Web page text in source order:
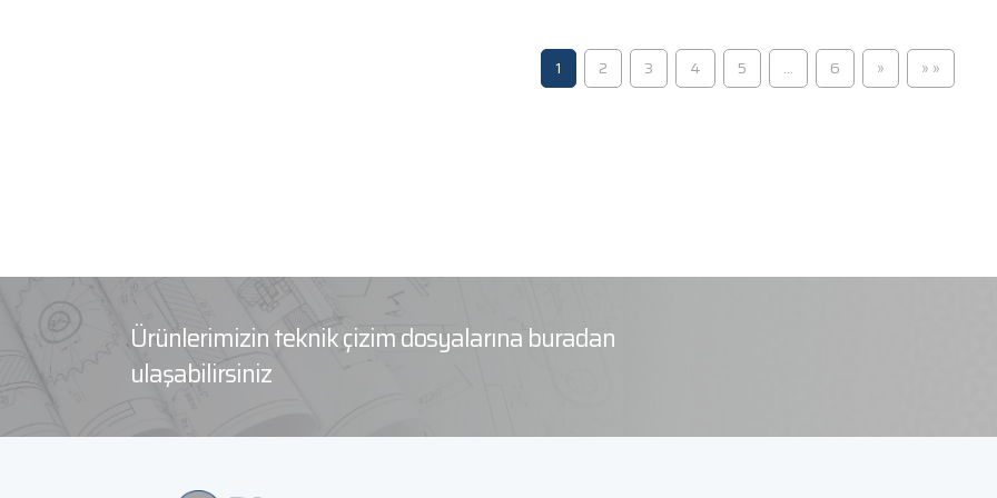
1 (current)
2 3 4 5 ... 6 » Sonraki
» »
Ürünlerimizin teknik çizim dosyalarına buradan
ulaşabilirsiniz